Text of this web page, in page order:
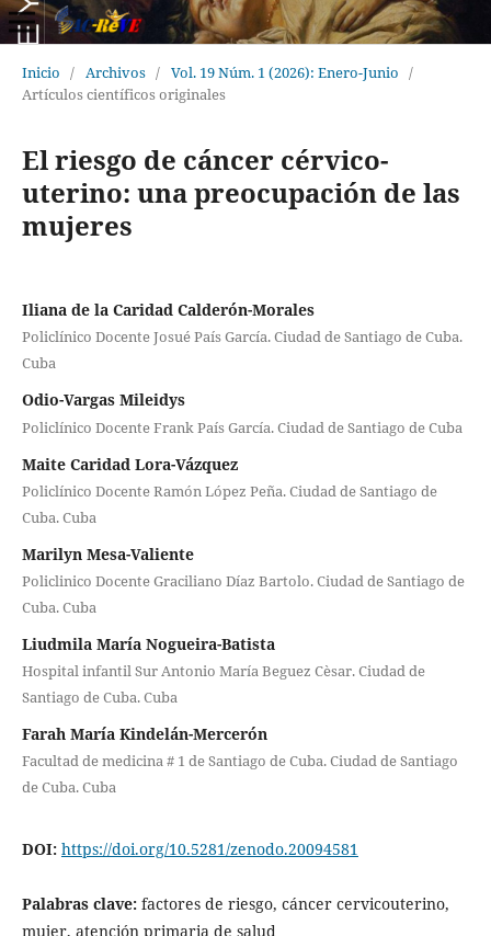
Inicio / Archivos / Vol. 19 Núm. 1 (2026): Enero-Junio /
Artículos científicos originales
El riesgo de cáncer cérvico-
uterino: una preocupación de las
mujeres
Iliana de la Caridad Calderón-Morales
Policlínico Docente Josué País García. Ciudad de Santiago de Cuba.
Cuba
Odio-Vargas Mileidys
Policlínico Docente Frank País García. Ciudad de Santiago de Cuba
Maite Caridad Lora-Vázquez
Policlínico Docente Ramón López Peña. Ciudad de Santiago de
Cuba. Cuba
Marilyn Mesa-Valiente
Policlinico Docente Graciliano Díaz Bartolo. Ciudad de Santiago de
Cuba. Cuba
Liudmila María Nogueira-Batista
Hospital infantil Sur Antonio María Beguez Cèsar. Ciudad de
Santiago de Cuba. Cuba
Farah María Kindelán-Mercerón
Facultad de medicina # 1 de Santiago de Cuba. Ciudad de Santiago
de Cuba. Cuba
DOI: https://doi.org/10.5281/zenodo.20094581
Palabras clave: factores de riesgo, cáncer cervicouterino,
mujer, atención primaria de salud